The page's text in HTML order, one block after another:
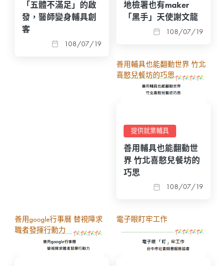
「五體不滿足」的啟
發，醫師變身輔具創
客
108/07/19
地檢署也有maker
「黑手」天使謝文龍
108/07/19
提供就業輔具
善用輔具也能翻動世
界 竹北喜憨兒餐坊的
巧思
108/07/19
善用輔具也能翻動世界 竹北
喜憨兒餐坊的巧思
善用google行事曆 替視障求
職者發揮行動力
電子眼盯牢工作